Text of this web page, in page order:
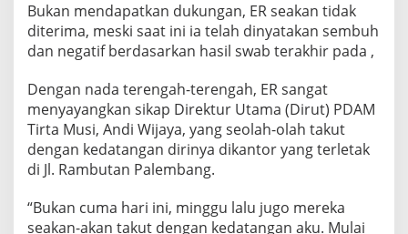
Bukan mendapatkan dukungan, ER seakan tidak
diterima, meski saat ini ia telah dinyatakan sembuh
dan negatif berdasarkan hasil swab terakhir pada ,
Dengan nada terengah-terengah, ER sangat
menyayangkan sikap Direktur Utama (Dirut) PDAM
Tirta Musi, Andi Wijaya, yang seolah-olah takut
dengan kedatangan dirinya dikantor yang terletak
di Jl. Rambutan Palembang.
“Bukan cuma hari ini, minggu lalu jugo mereka
seakan-akan takut dengan kedatangan aku. Mulai